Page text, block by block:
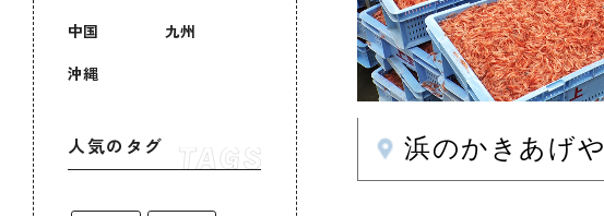
中国
九州
沖縄
人気のタグ 浜のかきあげや